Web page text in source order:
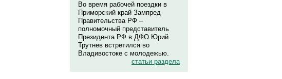
Во время рабочей поездки в
Приморский край Зампред
Правительства РФ –
полномочный представитель
Президента РФ в ДФО Юрий
Трутнев встретился во
Владивостоке с молодежью.
статьи раздела